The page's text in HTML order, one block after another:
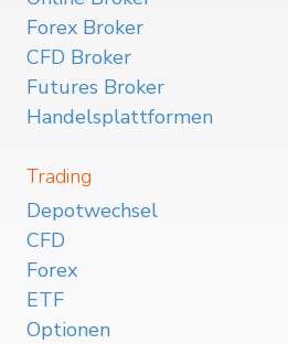
Forex Broker
CFD Broker
Futures Broker
Handelsplattformen
Trading
Depotwechsel
CFD
Forex
ETF
Optionen